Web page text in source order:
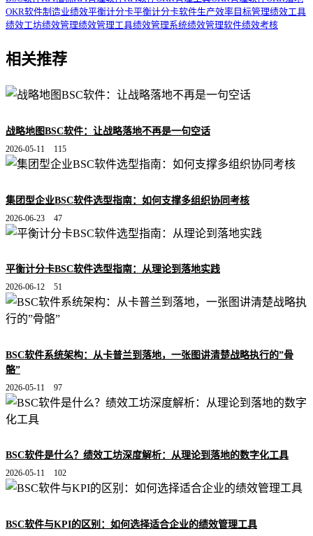
OKR软件制造业绩效平衡计分卡平衡计分卡软件生产效率 目标管理绩效工具
绩效工坊绩效管理绩效管理工具绩效管理系统绩效管理软件绩效考核
相关推荐
战略地图BSC软件：让战略落地不再是一句空话
2026-05-11 115
集团型企业BSC软件选型指南：如何支撑多组织协同考核
2026-06-23 47
平衡计分卡BSC软件选型指南：从理论到落地实践
2026-06-12 51
BSC软件系统架构：从卡普兰到落地，一张图讲清楚战略执行的”骨
骼”
2026-05-11 97
BSC软件是什么？绩效工坊深度解析：从理论到落地的数字化工具
2026-05-11 102
BSC软件与KPI的区别：如何选择适合企业的绩效管理工具